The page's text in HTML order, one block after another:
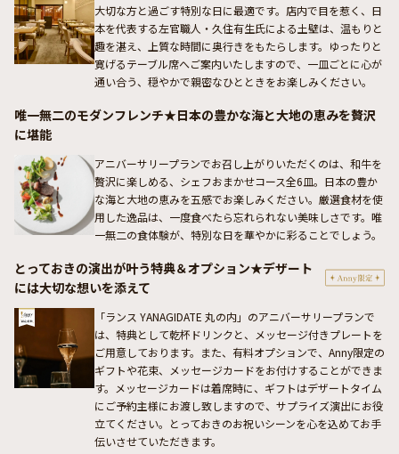
大切な方と過ごす特別な日に最適です。店内で目を惹く、日
本を代表する左官職人・久住有生氏による土壁は、温もりと
趣を湛え、上質な時間に奥行きをもたらします。ゆったりと
寛げるテーブル席へご案内いたしますので、一皿ごとに心が
通い合う、穏やかで親密なひとときをお楽しみください。
唯一無二のモダンフレンチ★日本の豊かな海と大地の恵みを贅沢
に堪能
アニバーサリープランでお召し上がりいただくのは、和牛を
贅沢に楽しめる、シェフおまかせコース全6皿。日本の豊か
な海と大地の恵みを五感でお楽しみください。厳選食材を使
用した逸品は、一度食べたら忘れられない美味しさです。唯
一無二の食体験が、特別な日を華やかに彩ることでしょう。
とっておきの演出が叶う特典＆オプション★デザート
には大切な想いを添えて
「ランス YANAGIDATE 丸の内」のアニバーサリープランで
は、特典として乾杯ドリンクと、メッセージ付きプレートを
ご用意しております。また、有料オプションで、Anny限定の
ギフトや花束、メッセージカードをお付けすることができま
す。メッセージカードは着席時に、ギフトはデザートタイム
にご予約主様にお渡し致しますので、サプライズ演出にお役
立てください。とっておきのお祝いシーンを心を込めてお手
伝いさせていただきます。